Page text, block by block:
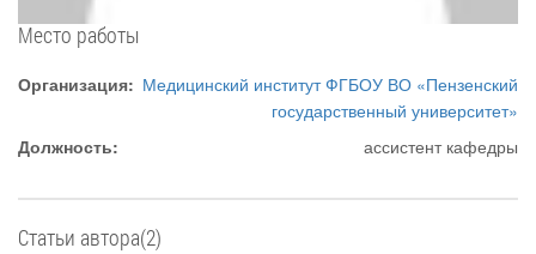
Место работы
Организация: Медицинский институт ФГБОУ ВО «Пензенский
государственный университет»
Должность:
ассистент кафедры
Статьи автора(2)